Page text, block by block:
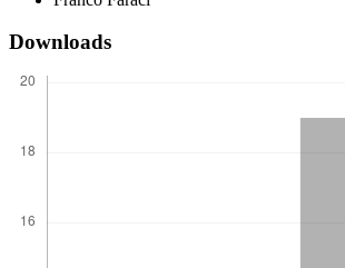
Downloads